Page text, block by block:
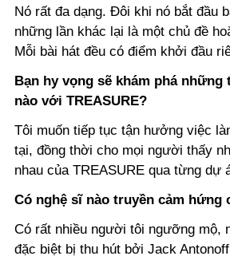
Nó rất đa dạng. Đôi khi nó bắt đầu
những lần khác lại là một chủ đề
Mỗi bài hát đều có điểm khởi đầu
Bạn hy vọng sẽ khám phá những
nào với TREASURE?
Tôi muốn tiếp tục tận hưởng việc
tại, đồng thời cho mọi người thấy
nhau của TREASURE qua từng dự
Có nghệ sĩ nào truyền cảm hứng
Có rất nhiều người tôi ngưỡng mộ,
đặc biệt bị thu hút bởi Jack